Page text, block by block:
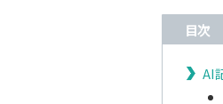
目次
AI